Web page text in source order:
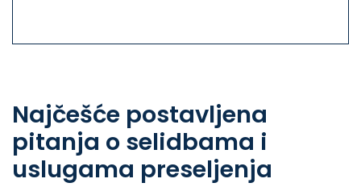
Najčešće postavljena
pitanja o selidbama i
uslugama preseljenja